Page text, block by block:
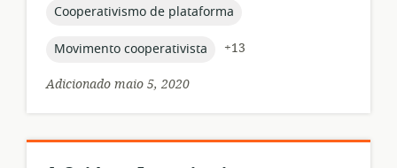
publicação:
topic:
Cooperativismo de plataforma
topic:
Movimento cooperativista
+13
Adicionado maio 5, 2020